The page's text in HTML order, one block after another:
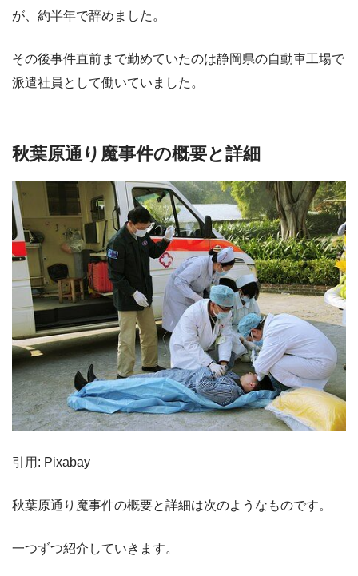
が、約半年で辞めました。
その後事件直前まで勤めていたのは静岡県の自動車工場で
派遣社員として働いていました。
秋葉原通り魔事件の概要と詳細
引用: Pixabay
秋葉原通り魔事件の概要と詳細は次のようなものです。
一つずつ紹介していきます。